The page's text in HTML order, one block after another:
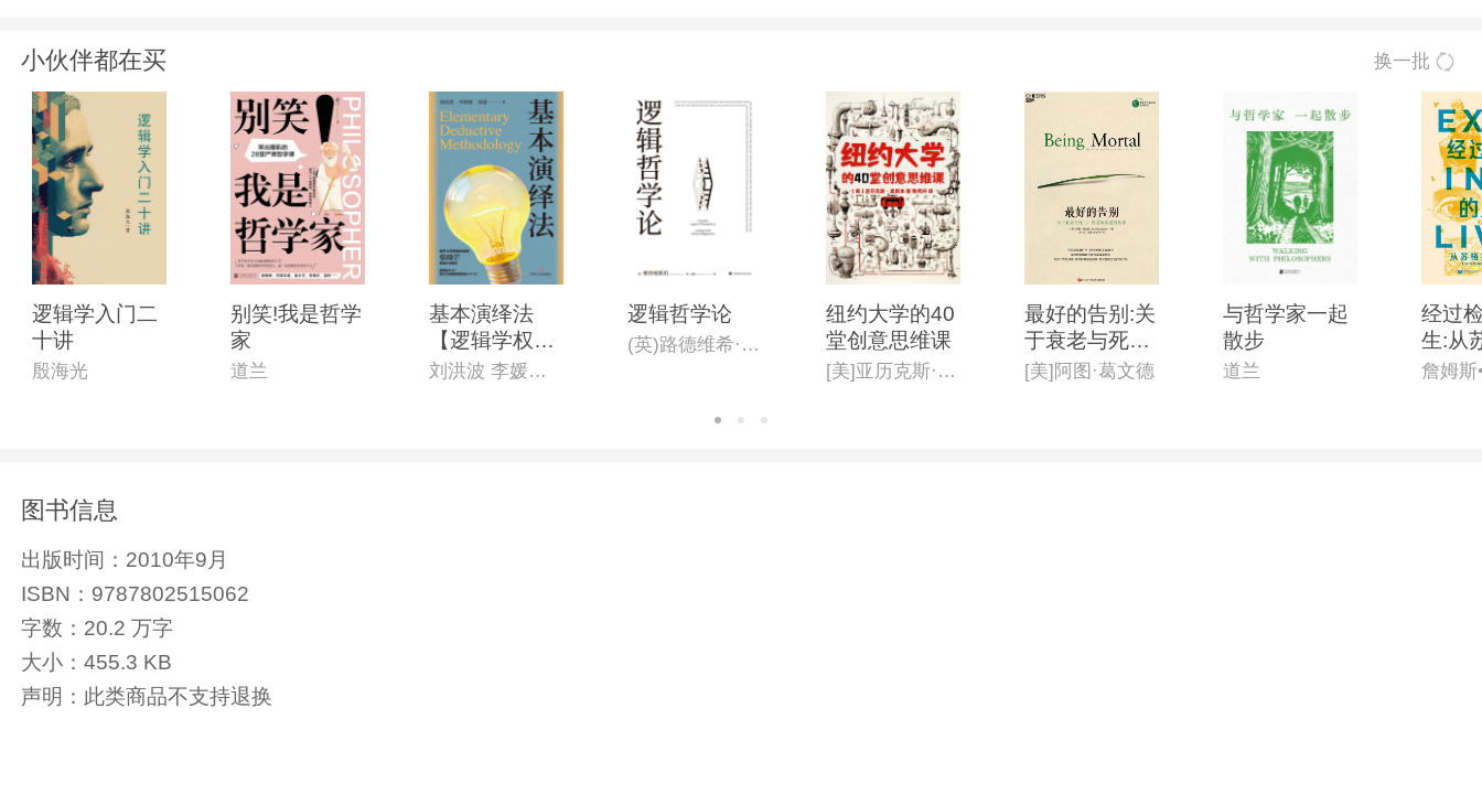
小伙伴都在买 换一批
逻辑学入门二
十讲
殷海光
别笑!我是哲学
家
道兰
基本演绎法
【逻辑学权威
专家联合创作,
刘洪波 李媛媛 刘潋
逻辑哲学论
(英)路德维希·约瑟夫·约翰·维特根斯坦著;黄敏译
纽约大学的40
堂创意思维课
[美]亚历克斯·奥斯本
最好的告别:关
于衰老与死亡,
你必须知道的
[美]阿图·葛文德
与哲学家一起
散步
道兰
经过
生:从
到尼
詹姆斯
图书信息
出版时间： 2010年9月
ISBN： 9787802515062
字数： 20.2 万字
大小： 455.3 KB
声明： 此类商品不支持退换